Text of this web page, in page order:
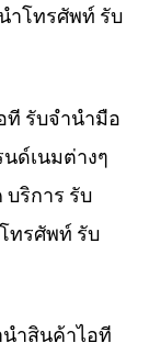
ำโทรศัพท์ รับ
ที รับจำนำมือ
ด์เนมต่างๆ
ริการ รับ
ทรศัพท์ รับ
นำสินค้าไอที